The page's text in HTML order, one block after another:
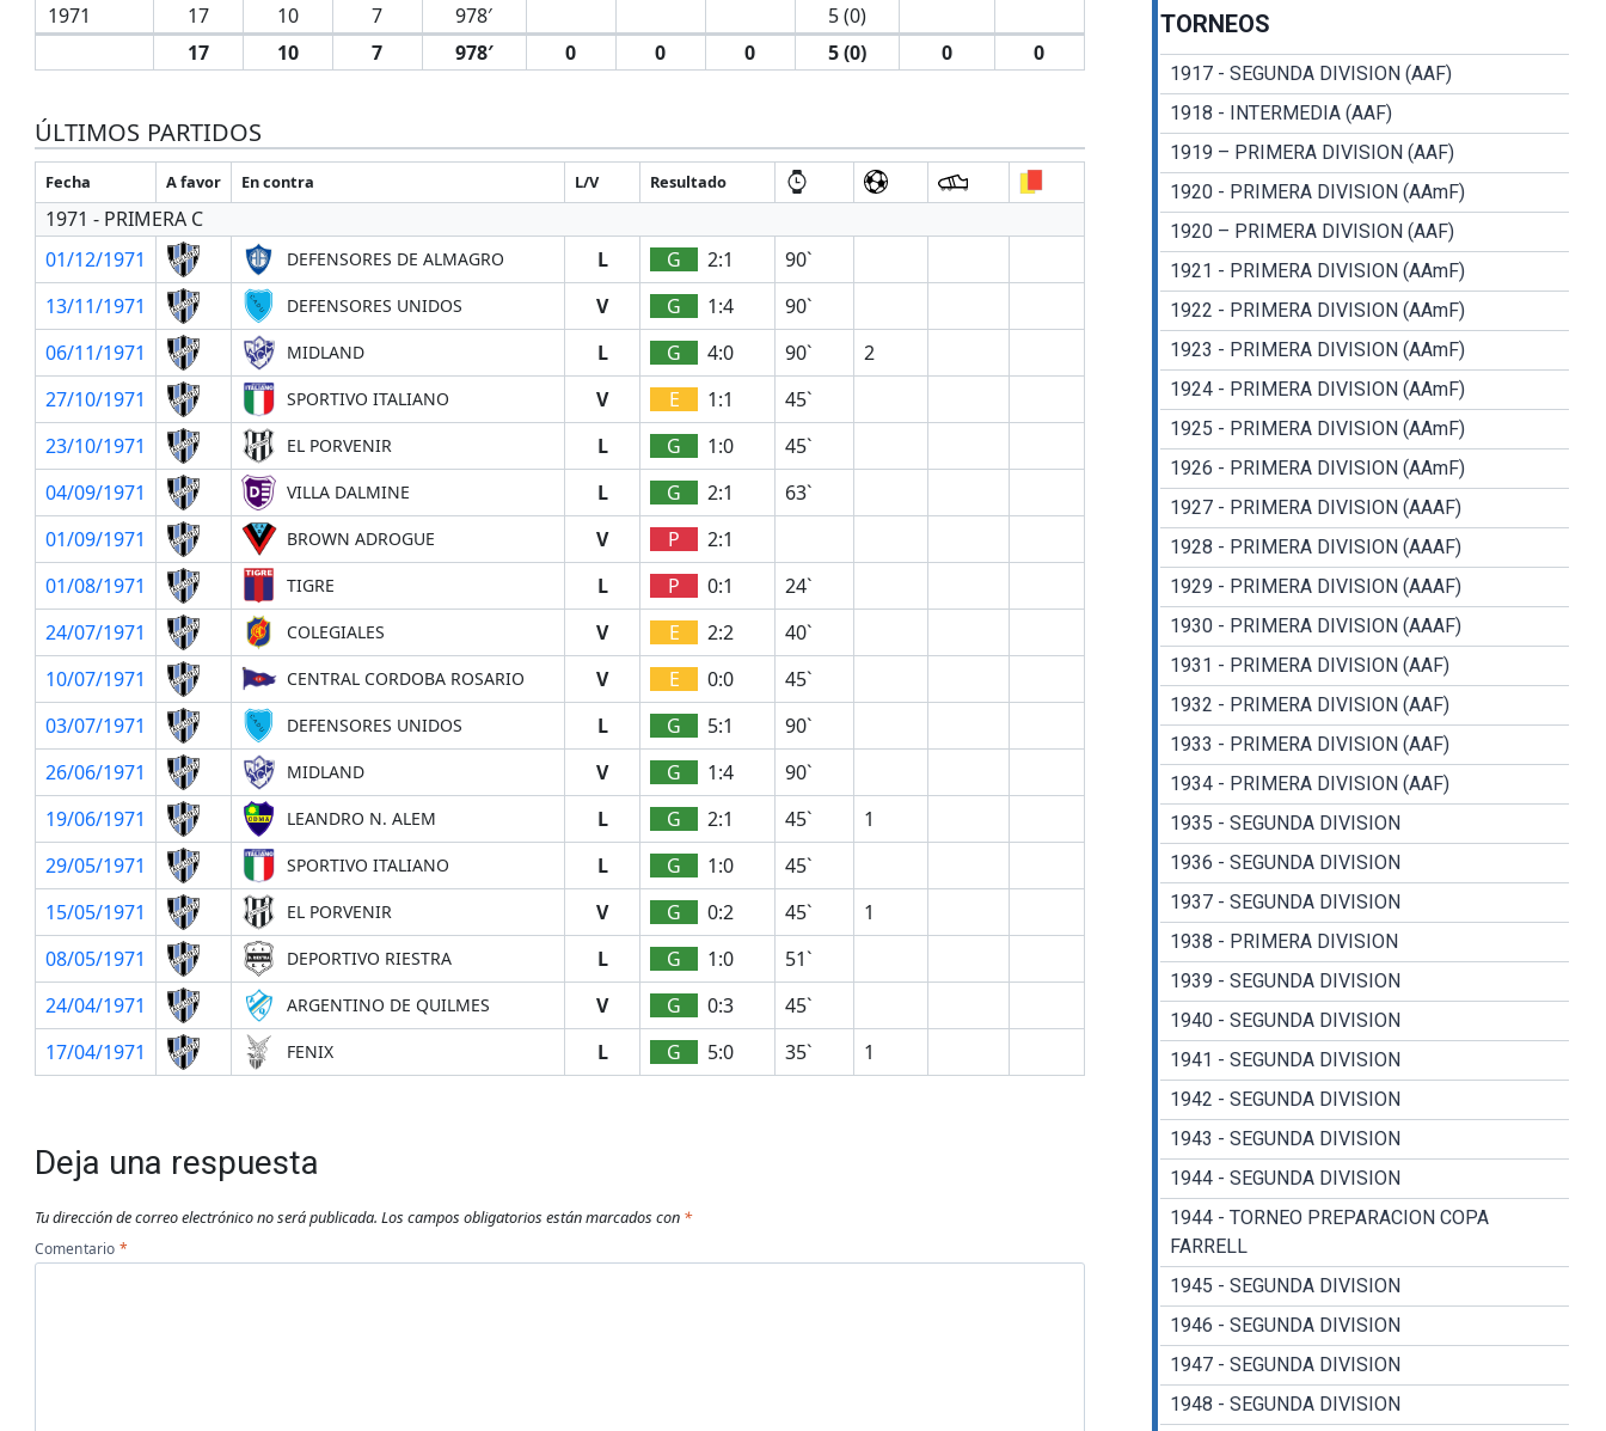
1971 17 10 7 978′
5 (0)
17
10 7 978′ 0 0 0 5 (0) 0 0
ÚLTIMOS PARTIDOS
Fecha A favor En contra L/V Resultado
1971 - PRIMERA C
01/12/1971
DEFENSORES DE ALMAGRO L G 2:1
90`
13/11/1971
DEFENSORES UNIDOS V G 1:4
90`
06/11/1971
MIDLAND L G 4:0 90`
2
27/10/1971
SPORTIVO ITALIANO V E 1:1
45`
23/10/1971
EL PORVENIR L G 1:0
45`
04/09/1971
VILLA DALMINE L G 2:1
63`
01/09/1971
BROWN ADROGUE V P
2:1
01/08/1971
TIGRE L P 0:1
24`
24/07/1971
COLEGIALES V E 2:2
40`
10/07/1971
CENTRAL CORDOBA ROSARIO V E 0:0
45`
03/07/1971
DEFENSORES UNIDOS L G 5:1
90`
26/06/1971
MIDLAND V G 1:4
90`
19/06/1971
LEANDRO N. ALEM L G 2:1 45`
1
29/05/1971
SPORTIVO ITALIANO L G 1:0
45`
15/05/1971
EL PORVENIR V G 0:2 45`
1
08/05/1971
DEPORTIVO RIESTRA L G 1:0
51`
24/04/1971
ARGENTINO DE QUILMES V G 0:3
45`
17/04/1971
FENIX L G 5:0 35` 1
Deja una respuesta
Tu dirección de correo electrónico no será publicada. Los campos obligatorios están marcados con *
Comentario *
TORNEOS
1917 - SEGUNDA DIVISION (AAF)
1918 - INTERMEDIA (AAF)
1919 – PRIMERA DIVISION (AAF)
1920 - PRIMERA DIVISION (AAmF)
1920 – PRIMERA DIVISION (AAF)
1921 - PRIMERA DIVISION (AAmF)
1922 - PRIMERA DIVISION (AAmF)
1923 - PRIMERA DIVISION (AAmF)
1924 - PRIMERA DIVISION (AAmF)
1925 - PRIMERA DIVISION (AAmF)
1926 - PRIMERA DIVISION (AAmF)
1927 - PRIMERA DIVISION (AAAF)
1928 - PRIMERA DIVISION (AAAF)
1929 - PRIMERA DIVISION (AAAF)
1930 - PRIMERA DIVISION (AAAF)
1931 - PRIMERA DIVISION (AAF)
1932 - PRIMERA DIVISION (AAF)
1933 - PRIMERA DIVISION (AAF)
1934 - PRIMERA DIVISION (AAF)
1935 - SEGUNDA DIVISION
1936 - SEGUNDA DIVISION
1937 - SEGUNDA DIVISION
1938 - PRIMERA DIVISION
1939 - SEGUNDA DIVISION
1940 - SEGUNDA DIVISION
1941 - SEGUNDA DIVISION
1942 - SEGUNDA DIVISION
1943 - SEGUNDA DIVISION
1944 - SEGUNDA DIVISION
1944 - TORNEO PREPARACION COPA
FARRELL
1945 - SEGUNDA DIVISION
1946 - SEGUNDA DIVISION
1947 - SEGUNDA DIVISION
1948 - SEGUNDA DIVISION